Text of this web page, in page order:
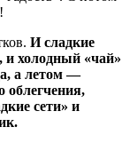
И сладкие
и холодный «чай»
а летом —
облегчения,
сети» и